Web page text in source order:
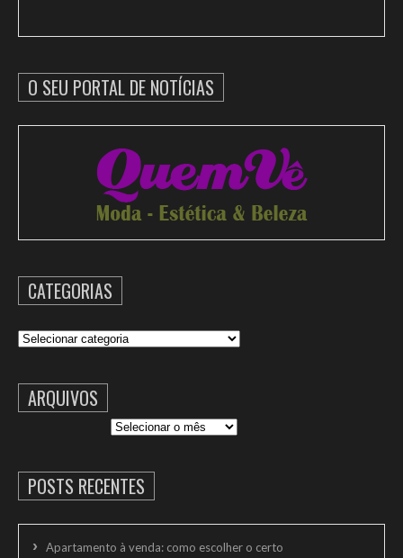
O SEU PORTAL DE NOTÍCIAS
CATEGORIAS
Categorias
ARQUIVOS
POSTS RECENTES
Apartamento à venda: como escolher o certo